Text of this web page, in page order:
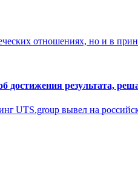
отношениях, но и в
достижения результата,
UTS.group вывел на